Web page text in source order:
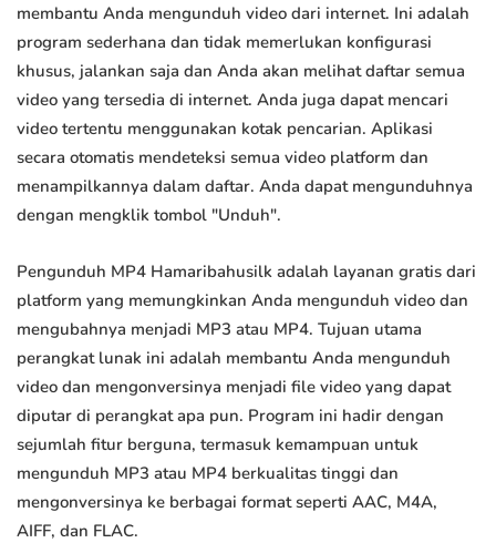
membantu Anda mengunduh video dari internet. Ini adalah
program sederhana dan tidak memerlukan konfigurasi
khusus, jalankan saja dan Anda akan melihat daftar semua
video yang tersedia di internet. Anda juga dapat mencari
video tertentu menggunakan kotak pencarian. Aplikasi
secara otomatis mendeteksi semua video platform dan
menampilkannya dalam daftar. Anda dapat mengunduhnya
dengan mengklik tombol "Unduh".
Pengunduh MP4 Hamaribahusilk adalah layanan gratis dari
platform yang memungkinkan Anda mengunduh video dan
mengubahnya menjadi MP3 atau MP4. Tujuan utama
perangkat lunak ini adalah membantu Anda mengunduh
video dan mengonversinya menjadi file video yang dapat
diputar di perangkat apa pun. Program ini hadir dengan
sejumlah fitur berguna, termasuk kemampuan untuk
mengunduh MP3 atau MP4 berkualitas tinggi dan
mengonversinya ke berbagai format seperti AAC, M4A,
AIFF, dan FLAC.